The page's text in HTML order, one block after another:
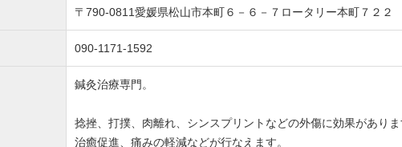
〒790-0811愛媛県松山市本町６－６－７ロータリー本町７２２
090-1171-1592
鍼灸治療専門。
捻挫、打撲、肉離れ、シンスプリントなどの外傷に効果があり
治癒促進、痛みの軽減などが行なえます。